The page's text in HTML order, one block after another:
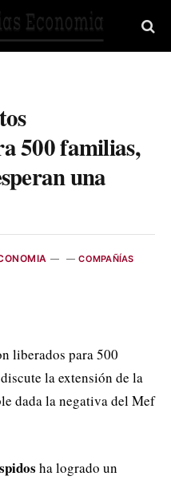
500 familias,
una
COMPAÑÍAS
liberados para 500
la extensión de la
dada la negativa del Mef
ha logrado un